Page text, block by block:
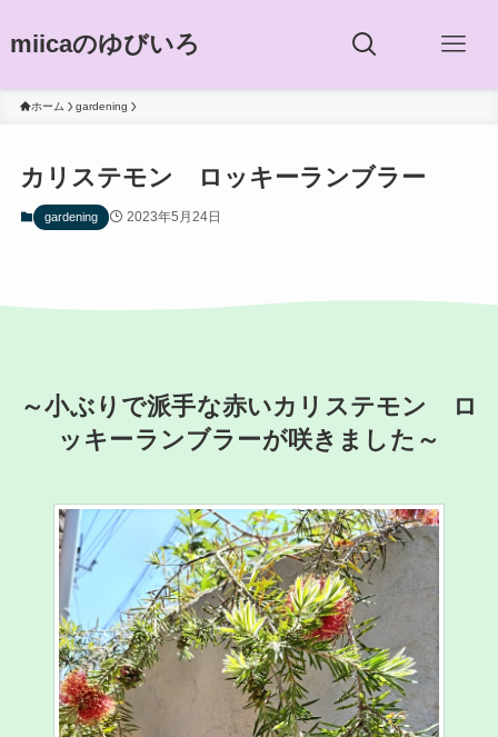
miicaのゆびいろ
ホーム gardening
カリステモン ロッキーランブラー
gardening 2023年5月24日
～小ぶりで派手な赤いカリステモン ロ
ッキーランブラーが咲きました～